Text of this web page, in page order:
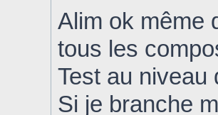
Alim ok même
tous les
Test au niveau
Si je branche